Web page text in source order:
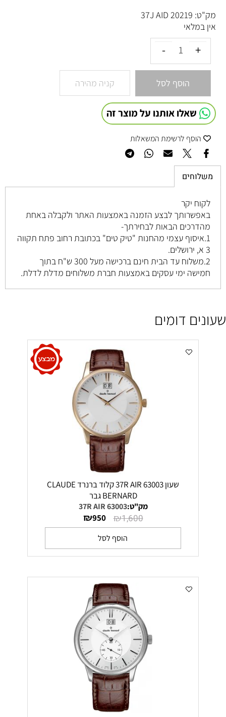
מק"ט: 20219 37J AID
אין במלאי
הוסף לסל קניה מהירה
שאלו אותנו על מוצר זה
הוסף לרשימת המשאלות
משלוחים
לקוח יקר
באפשרותך לבצע הזמנה באמצעות האתר ולקבלה באחת
מהדרכים הבאות לבחירתך-
1.איסוף עצמי מהחנות "טיק טים" בכתובת רחוב
פתח תקווה
3 א, ירושלים
.
2.משלוח עד הבית חינם ברכישה מעל 300 ש"ח בתוך
חמישה ימי עסקים באמצעות חברת משלוחים מדלת לדלת.
שעונים דומים
שעון 63003 37R AIR קלוד ברנרד CLAUDE
BERNARD גבר
מק"ט:63003 37R AIR
₪1,600
₪950
הוסף לסל